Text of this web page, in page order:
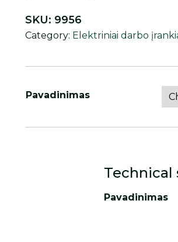
Pavadinimas
SKU: 9956
Category: Elektriniai darbo
Technical
Pavadinimas